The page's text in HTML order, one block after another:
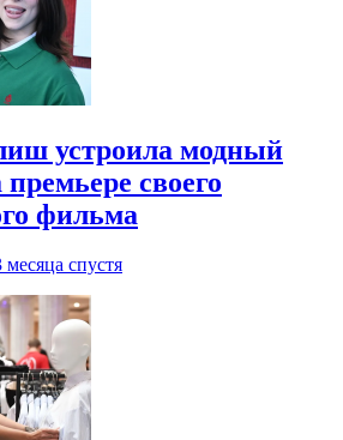
устроила модный
своего
фильма
месяца спустя